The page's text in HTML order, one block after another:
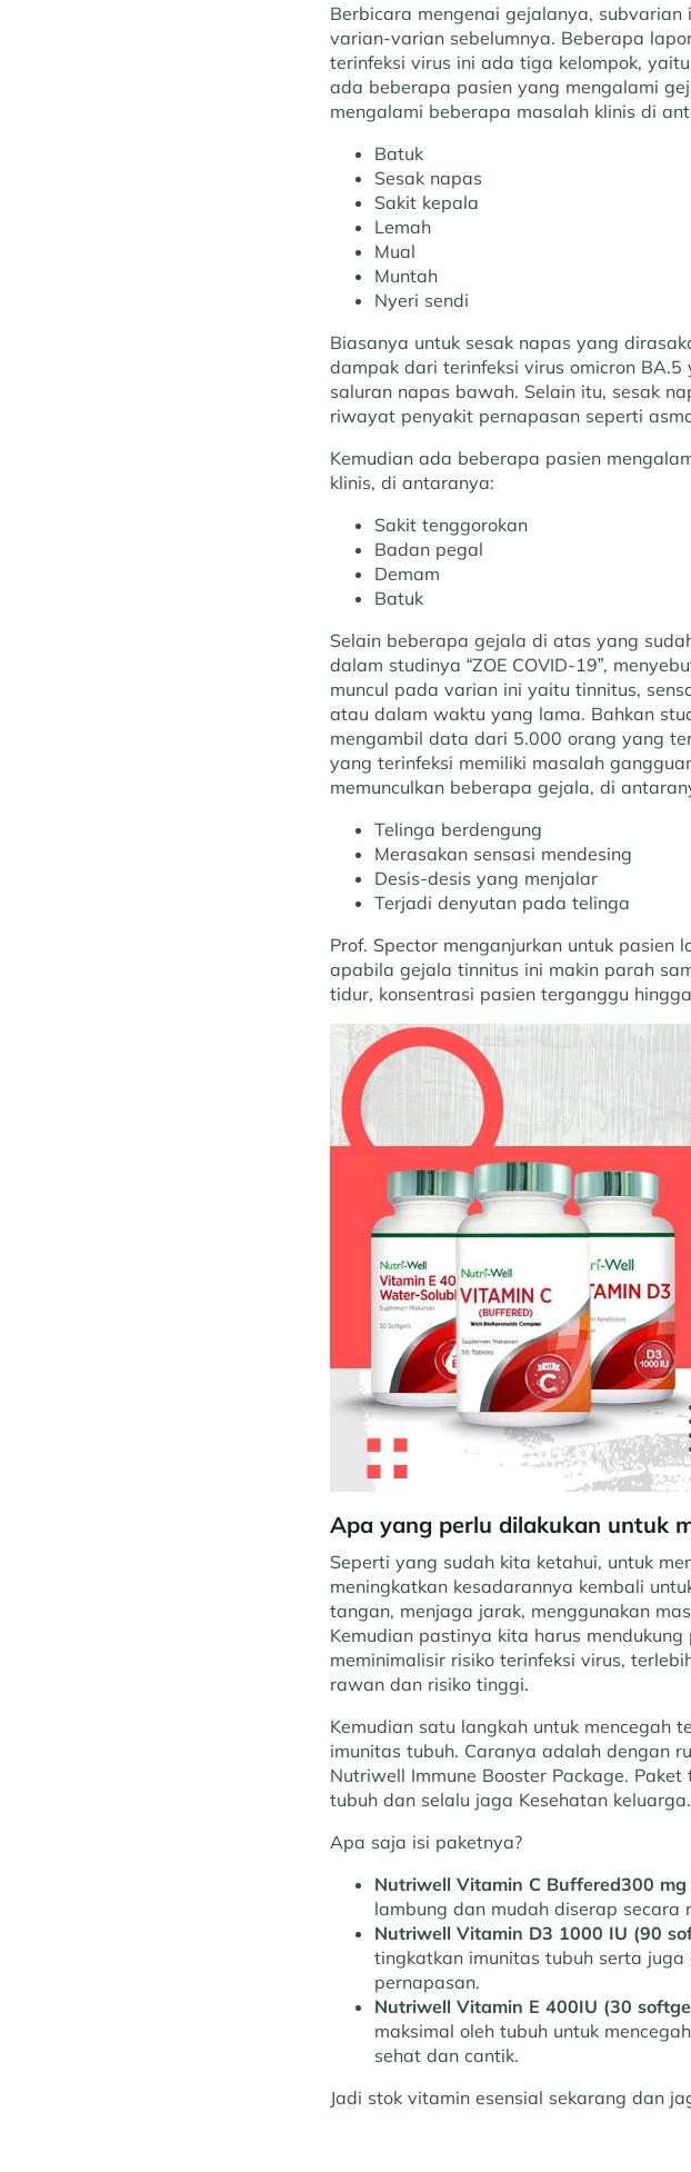
Berbicara mengenai gejalanya,
varian-varian sebelumnya. Beberapa
terinfeksi virus ini ada tiga kelompok,
ada beberapa pasien yang mengalami
mengalami beberapa masalah klinis di
Batuk
Sesak napas
Sakit kepala
Lemah
Mual
Muntah
Nyeri sendi
Biasanya untuk sesak napas yang
dampak dari terinfeksi virus omicron
saluran napas bawah. Selain itu, sesak
riwayat penyakit pernapasan seperti
Kemudian ada beberapa pasien
klinis, di antaranya:
Sakit tenggorokan
Badan pegal
Demam
Batuk
Selain beberapa gejala di atas yang
dalam studinya “ZOE COVID-19”,
muncul pada varian ini yaitu tinnitus,
atau dalam waktu yang lama. Bahkan
mengambil data dari 5.000 orang yang
yang terinfeksi memiliki masalah
memunculkan beberapa gejala, di
Telinga berdengung
Merasakan sensasi mendesing
Desis-desis yang menjalar
Terjadi denyutan pada telinga
Prof. Spector menganjurkan untuk pasien
apabila gejala tinnitus ini makin parah
tidur, konsentrasi pasien terganggu
Apa yang perlu dilakukan untuk
Seperti yang sudah kita ketahui, untuk
meningkatkan kesadarannya kembali
tangan, menjaga jarak, menggunakan
Kemudian pastinya kita harus
meminimalisir risiko terinfeksi virus,
rawan dan risiko tinggi.
Kemudian satu langkah untuk mencegah
imunitas tubuh. Caranya adalah dengan
Nutriwell Immune Booster Package.
tubuh dan selalu jaga Kesehatan keluarga.
Apa saja isi paketnya?
Nutriwell Vitamin C Buffered300
lambung dan mudah diserap
Nutriwell Vitamin D3 1000 IU (90
tingkatkan imunitas tubuh serta
pernapasan.
Nutriwell Vitamin E 400IU (30
maksimal oleh tubuh untuk
sehat dan cantik.
Jadi stok vitamin esensial sekarang dan